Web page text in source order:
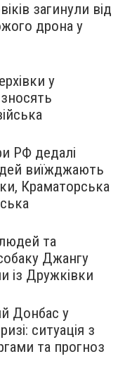
загинули від
дрона у
у
РФ дедалі
виїжджають
Краматорська
та
Джангу
із Дружківки
Донбас у
ситуація з
та прогноз